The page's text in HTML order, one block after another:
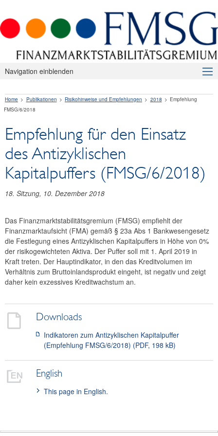
Navigation einblenden
Makroprudenzielle Aufsicht
Presseaussendungen
Risikohinweise und Empfehlungen
2026
2024
2023
2022
2021
2020
Empfehlung FMSG/5/2018
Home Publikationen Risikohinweise und Empfehlungen 2018
Empfehlung
FMSG/6/2018
Empfehlung für den Einsatz
des Antizyklischen
Kapitalpuffers (FMSG/6/2018)
18. Sitzung, 10. Dezember 2018
Das Finanzmarktstabilitätsgremium (FMSG) empfiehlt der
Finanzmarktaufsicht (FMA) gemäß § 23a Abs 1 Bankwesengesetz
die Festlegung eines Antizyklischen Kapitalpuffers in Höhe von 0%
der risikogewichteten Aktiva. Der Puffer soll mit 1. April 2019 in
Kraft treten. Der Hauptindikator, in den das Kreditvolumen im
Verhältnis zum Bruttoinlandsprodukt eingeht, ist negativ und zeigt
daher kein exzessives Kreditwachstum an.
Downloads
Indikatoren zum Antizyklischen Kapitalpuffer
(Empfehlung FMSG/6/2018) (PDF, 198 kB)
English
This page in English.